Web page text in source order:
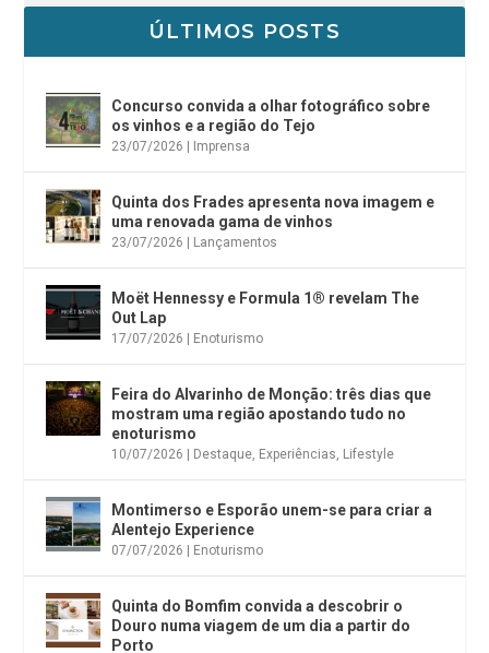
ÚLTIMOS POSTS
Concurso convida a olhar fotográfico sobre
os vinhos e a região do Tejo
23/07/2026 Imprensa
Quinta dos Frades apresenta nova imagem e
uma renovada gama de vinhos
23/07/2026 Lançamentos
Moët Hennessy e Formula 1® revelam The
Out Lap
17/07/2026 Enoturismo
Feira do Alvarinho de Monção: três dias que
mostram uma região apostando tudo no
enoturismo
10/07/2026 Destaque, Experiências, Lifestyle
Montimerso e Esporão unem-se para criar a
Alentejo Experience
07/07/2026 Enoturismo
Quinta do Bomfim convida a descobrir o
Douro numa viagem de um dia a partir do
Porto